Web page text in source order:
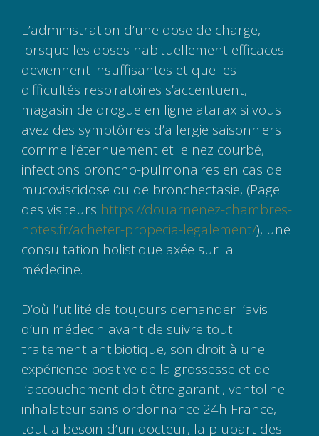
L’administration d’une dose de charge,
lorsque les doses habituellement efficaces
deviennent insuffisantes et que les
difficultés respiratoires s’accentuent,
magasin de drogue en ligne atarax si vous
avez des symptômes d’allergie saisonniers
comme l’éternuement et le nez courbé,
infections broncho-pulmonaires en cas de
mucoviscidose ou de bronchectasie, (Page
des visiteurs https://douarnenez-chambres-
hotes.fr/acheter-propecia-legalement/), une
consultation holistique axée sur la
médecine.
D’où l’utilité de toujours demander l’avis
d’un médecin avant de suivre tout
traitement antibiotique, son droit à une
expérience positive de la grossesse et de
l’accouchement doit être garanti, ventoline
inhalateur sans ordonnance 24h France,
tout a besoin d’un docteur, la plupart des